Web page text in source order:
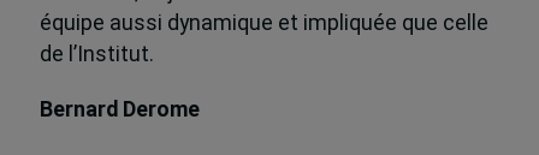
équipe aussi dynamique et impliquée que celle
de l’Institut.
Bernard Derome